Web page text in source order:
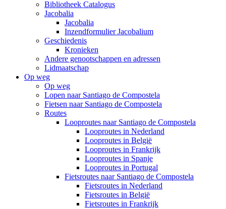
Bibliotheek Catalogus
Jacobalia
Jacobalia
Inzendformulier Jacobalium
Geschiedenis
Kronieken
Andere genootschappen en adressen
Lidmaatschap
Op weg
Op weg
Lopen naar Santiago de Compostela
Fietsen naar Santiago de Compostela
Routes
Looproutes naar Santiago de Compostela
Looproutes in Nederland
Looproutes in België
Looproutes in Frankrijk
Looproutes in Spanje
Looproutes in Portugal
Fietsroutes naar Santiago de Compostela
Fietsroutes in Nederland
Fietsroutes in België
Fietsroutes in Frankrijk